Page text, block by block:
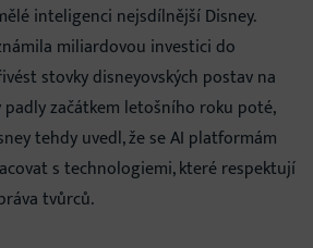
inteligenci nejsdílnější Disney.
miliardovou investici do
stovky disneyovských postav na
začátkem letošního roku poté,
tehdy uvedl, že se AI platformám
s technologiemi, které respektují
tvůrců.